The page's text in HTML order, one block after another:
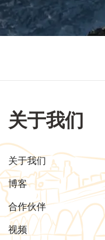
关于我们
关于我们
博客
合作伙伴
视频